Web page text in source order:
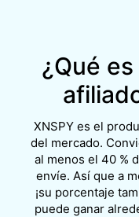
¿Qué
XNSPY es el
del mercado.
al menos el 40 %
envíe. Así que a
¡su porcentaje
puede ganar